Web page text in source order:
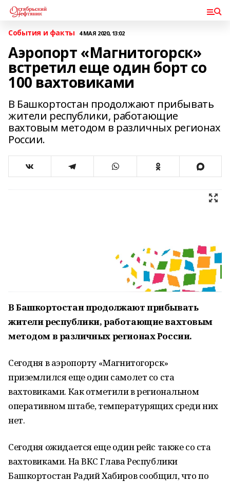
События и факты 4 МАЯ 2020, 13:02
Аэропорт «Магнитогорск»
встретил еще один борт со
100 вахтовиками
В Башкортостан продолжают прибывать
жители республики, работающие
вахтовым методом в различных регионах
России.
В Башкортостан продолжают прибывать
жители республики, работающие вахтовым
методом в различных регионах России.
Сегодня в аэропорту «Магнитогорск»
приземлился еще один самолет со ста
вахтовиками. Как отметили в региональном
оперативном штабе, температурящих среди них
нет.
Сегодня ожидается еще один рейс также со ста
вахтовиками. На ВКС Глава Республики
Башкортостан Радий Хабиров сообщил, что по